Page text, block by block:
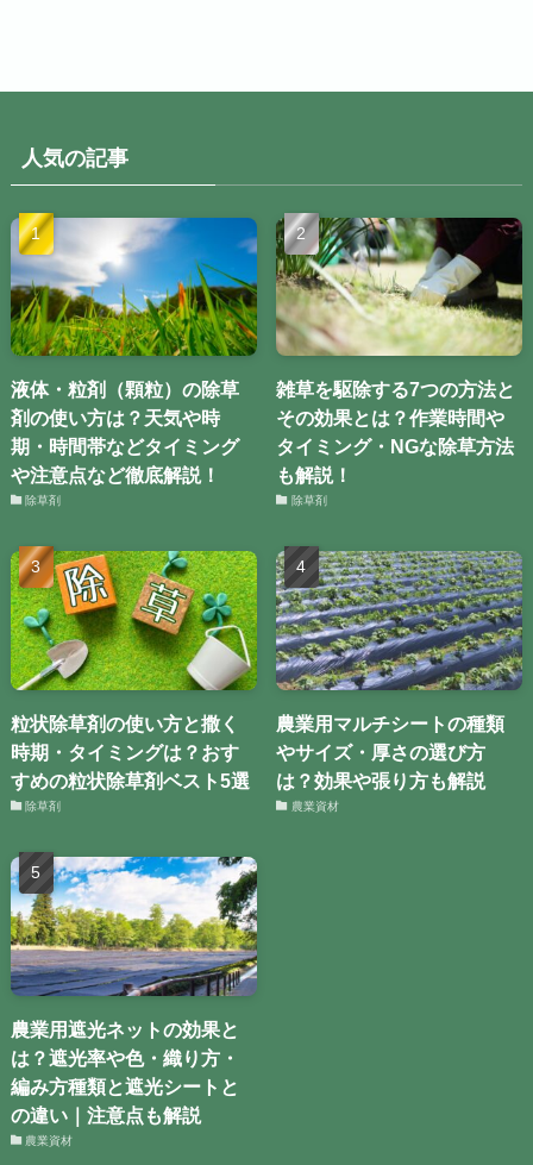
人気の記事
液体・粒剤（顆粒）の除草
剤の使い方は？天気や時
期・時間帯などタイミング
や注意点など徹底解説！
除草剤
雑草を駆除する7つの方法と
その効果とは？作業時間や
タイミング・NGな除草方法
も解説！
除草剤
粒状除草剤の使い方と撒く
時期・タイミングは？おす
すめの粒状除草剤ベスト5選
除草剤
農業用マルチシートの種類
やサイズ・厚さの選び方
は？効果や張り方も解説
農業資材
農業用遮光ネットの効果と
は？遮光率や色・織り方・
編み方種類と遮光シートと
の違い｜注意点も解説
農業資材